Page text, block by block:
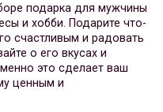
подарка для мужчины
и хобби. Подарите что-
счастливым и радовать
о его вкусах и
это сделает ваш
ценным и